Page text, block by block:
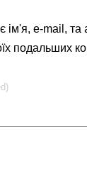
ім'я, e-mail, та
подальших